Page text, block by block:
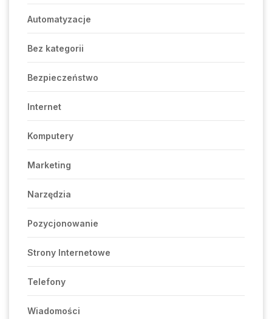
Automatyzacje
Bez kategorii
Bezpieczeństwo
Internet
Komputery
Marketing
Narzędzia
Pozycjonowanie
Strony Internetowe
Telefony
Wiadomości